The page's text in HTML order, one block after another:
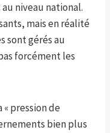
niveau national.
mais en réalité
sont gérés au
forcément les
pression de
bien plus